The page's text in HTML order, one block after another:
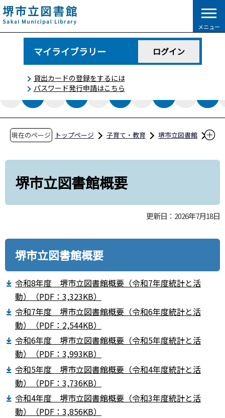
こ
の
ペ
で
メニュー
マイライブラリー ログイン
貸出カードの登録をするには
パスワード発行申請はこちら
現在のページ トップページ 子育て・教育
堺市立図書館
堺市立図書館概要
更新日：2026年7月18日
堺市立図書館概要
令和8年度 堺市立図書館概要（令和7年度統計と活
動）（PDF：3,323KB）
令和7年度 堺市立図書館概要（令和6年度統計と活
動）（PDF：2,544KB）
令和6年度 堺市立図書館概要（令和5年度統計と活
動）（PDF：3,993KB）
令和5年度 堺市立図書館概要（令和4年度統計と活
動）（PDF：3,736KB）
令和4年度 堺市立図書館概要（令和3年度統計と活
動）（PDF：3,856KB）